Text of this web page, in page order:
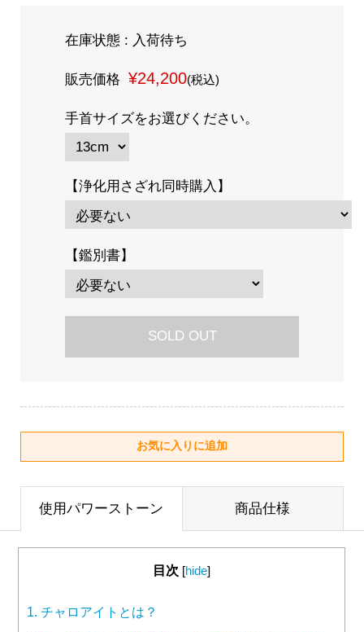
在庫状態 : 入荷待ち
販売価格 ¥24,200(税込)
手首サイズをお選びください。
【浄化用さざれ同時購入】
【鑑別書】
SOLD OUT
使用パワーストーン 商品仕様
目次 [hide]
1. チャロアイトとは？